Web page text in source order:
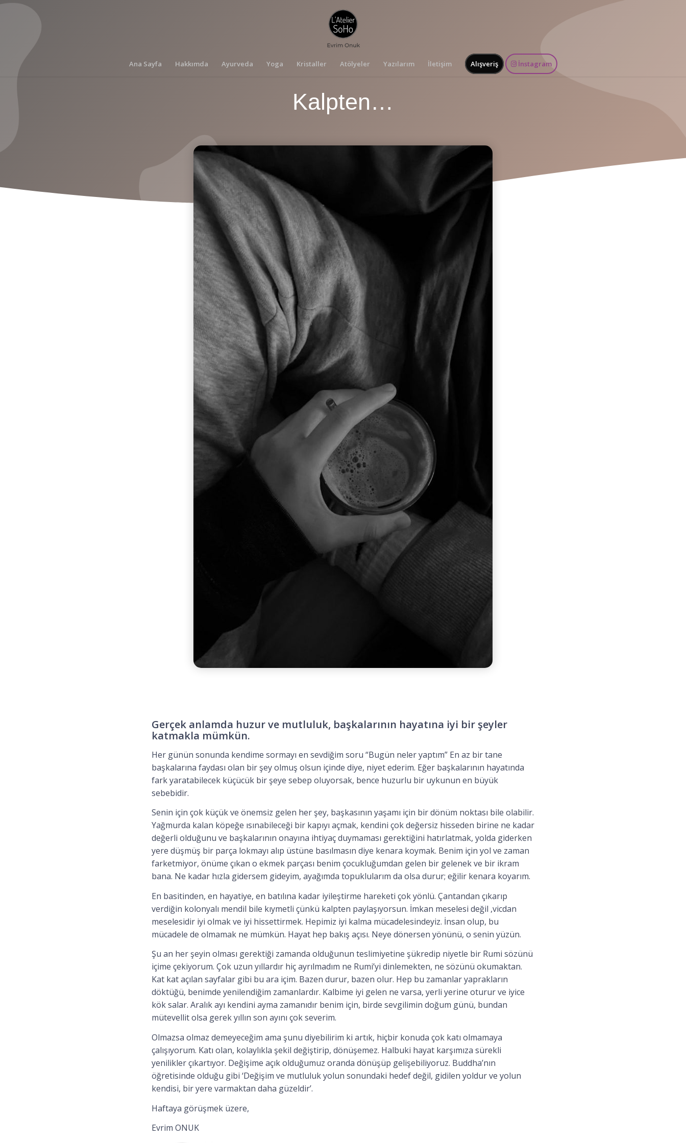
Ana Sayfa Hakkımda Ayurveda Yoga Kristaller Atölyeler Yazılarım İletişim Alışveriş İnstagram
Kalpten…
Gerçek anlamda huzur ve mutluluk, başkalarının hayatına iyi bir şeyler
katmakla mümkün.
Her günün sonunda kendime sormayı en sevdiğim soru “Bugün neler yaptım” En az bir tane
başkalarına faydası olan bir şey olmuş olsun içinde diye, niyet ederim. Eğer başkalarının hayatında
fark yaratabilecek küçücük bir şeye sebep oluyorsak, bence huzurlu bir uykunun en büyük
sebebidir.
Senin için çok küçük ve önemsiz gelen her şey, başkasının yaşamı için bir dönüm noktası bile olabilir.
Yağmurda kalan köpeğe ısınabileceği bir kapıyı açmak, kendini çok değersiz hisseden birine ne kadar
değerli olduğunu ve başkalarının onayına ihtiyaç duymaması gerektiğini hatırlatmak, yolda giderken
yere düşmüş bir parça lokmayı alıp üstüne basılmasın diye kenara koymak. Benim için yol ve zaman
farketmiyor, önüme çıkan o ekmek parçası benim çocukluğumdan gelen bir gelenek ve bir ikram
bana. Ne kadar hızla gidersem gideyim, ayağımda topuklularım da olsa durur; eğilir kenara koyarım.
En basitinden, en hayatiye, en batılına kadar iyileştirme hareketi çok yönlü. Çantandan çıkarıp
verdiğin kolonyalı mendil bile kıymetli çünkü kalpten paylaşıyorsun. İmkan meselesi değil ,vicdan
meselesidir iyi olmak ve iyi hissettirmek. Hepimiz iyi kalma mücadelesindeyiz. İnsan olup, bu
mücadele de olmamak ne mümkün. Hayat hep bakış açısı. Neye dönersen yönünü, o senin yüzün.
Şu an her şeyin olması gerektiği zamanda olduğunun teslimiyetine şükredip niyetle bir Rumi sözünü
içime çekiyorum. Çok uzun yıllardır hiç ayrılmadım ne Rumi’yi dinlemekten, ne sözünü okumaktan.
Kat kat açılan sayfalar gibi bu ara içim. Bazen durur, bazen olur. Hep bu zamanlar yaprakların
döktüğü, benimde yenilendiğim zamanlardır. Kalbime iyi gelen ne varsa, yerli yerine oturur ve iyice
kök salar. Aralık ayı kendini ayma zamanıdır benim için, birde sevgilimin doğum günü, bundan
mütevellit olsa gerek yıllın son ayını çok severim.
Olmazsa olmaz demeyeceğim ama şunu diyebilirim ki artık, hiçbir konuda çok katı olmamaya
çalışıyorum. Katı olan, kolaylıkla şekil değiştirip, dönüşemez. Halbuki hayat karşımıza sürekli
yenilikler çıkartıyor. Değişime açık olduğumuz oranda dönüşüp gelişebiliyoruz. Buddha’nın
öğretisinde olduğu gibi ‘Değişim ve mutluluk yolun sonundaki hedef değil, gidilen yoldur ve yolun
kendisi, bir yere varmaktan daha güzeldir’. ⠀
Haftaya görüşmek üzere,
Evrim ONUK